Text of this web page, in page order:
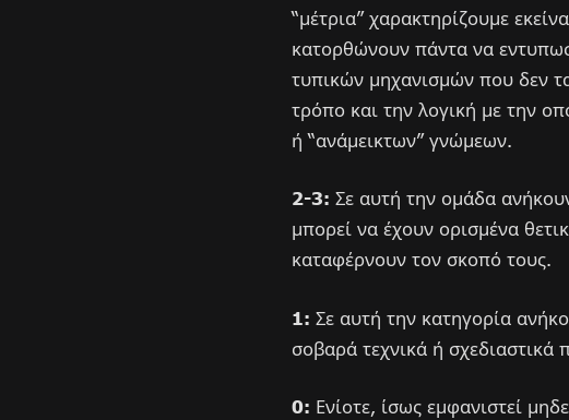
“μέτρια” χαρακτηρίζουμε
κατορθώνουν πάντα να
τυπικών μηχανισμών που δεν
τρόπο και την λογική με την
ή “ανάμεικτων” γνώμεων.
2-3: Σε αυτή την ομάδα
μπορεί να έχουν ορισμένα
καταφέρνουν τον σκοπό τους.
1: Σε αυτή την κατηγορία
σοβαρά τεχνικά ή
0: Ενίοτε, ίσως εμφανιστεί